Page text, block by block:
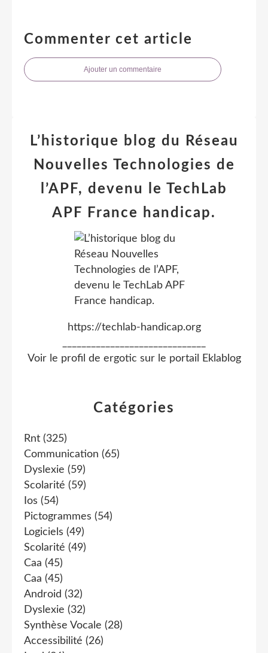
Commenter cet article
Ajouter un commentaire
Catégories
Rnt (325)
Communication (65)
Dyslexie (59)
Scolarité (59)
Ios (54)
Pictogrammes (54)
Logiciels (49)
Scolarité (49)
Caa (45)
Caa (45)
Android (32)
Dyslexie (32)
Synthèse Vocale (28)
Accessibilité (26)
L’historique blog du Réseau
Nouvelles Technologies de
l’APF, devenu le TechLab
APF France handicap.
https://techlab-handicap.org
Voir le profil de ergotic sur le portail Eklablog